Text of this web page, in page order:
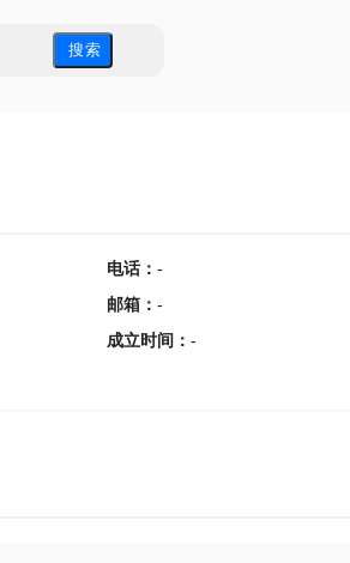
搜 索
电话： -
邮箱 ： -
成立时间 ： -